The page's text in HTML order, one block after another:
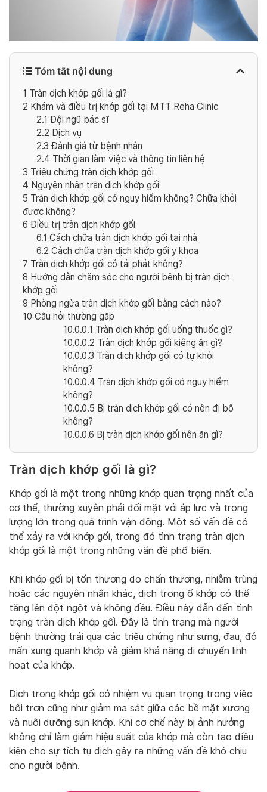
Tóm tắt nội dung
1 Tràn dịch khớp gối là gì?
2 Khám và điều trị khớp gối tại MTT Reha Clinic
2.1 Đội ngũ bác sĩ
2.2 Dịch vụ
2.3 Đánh giá từ bệnh nhân
2.4 Thời gian làm việc và thông tin liên hệ
3 Triệu chứng tràn dịch khớp gối
4 Nguyên nhân tràn dịch khớp gối
5 Tràn dịch khớp gối có nguy hiểm không? Chữa khỏi
được không?
6 Điều trị tràn dịch khớp gối
6.1 Cách chữa tràn dịch khớp gối tại nhà
6.2 Cách chữa tràn dịch khớp gối y khoa
7 Tràn dịch khớp gối có tái phát không?
8 Hướng dẫn chăm sóc cho người bệnh bị tràn dịch
khớp gối
9 Phòng ngừa tràn dịch khớp gối bằng cách nào?
10 Câu hỏi thường gặp
10.0.0.1 Tràn dịch khớp gối uống thuốc gì?
10.0.0.2 Tràn dịch khớp gối kiêng ăn gì?
10.0.0.3 Tràn dịch khớp gối có tự khỏi
không?
10.0.0.4 Tràn dịch khớp gối có nguy hiểm
không?
10.0.0.5 Bị tràn dịch khớp gối có nên đi bộ
không?
10.0.0.6 Bị tràn dịch khớp gối nên ăn gì?
Tràn dịch khớp gối là gì?
Khớp gối là một trong những khớp quan trọng nhất của
cơ thể, thường xuyên phải đối mặt với áp lực và trọng
lượng lớn trong quá trình vận động. Một số vấn đề có
thể xảy ra với khớp gối, trong đó tình trạng tràn dịch
khớp gối là một trong những vấn đề phổ biến.
Khi khớp gối bị tổn thương do chấn thương, nhiễm trùng
hoặc các nguyên nhân khác, dịch trong ổ khớp có thể
tăng lên đột ngột và không đều. Điều này dẫn đến tình
trạng tràn dịch khớp gối. Đây là tình trạng mà người
bệnh thường trải qua các triệu chứng như sưng, đau, đỏ
mẩn xung quanh khớp và giảm khả năng di chuyển linh
hoạt của khớp.
Dịch trong khớp gối có nhiệm vụ quan trọng trong việc
bôi trơn cũng như giảm ma sát giữa các bề mặt xương
và nuôi dưỡng sụn khớp. Khi cơ chế này bị ảnh hưởng
không chỉ làm giảm hiệu suất của khớp mà còn tạo điều
kiện cho sự tích tụ dịch gây ra những vấn đề khó chịu
cho người bệnh.